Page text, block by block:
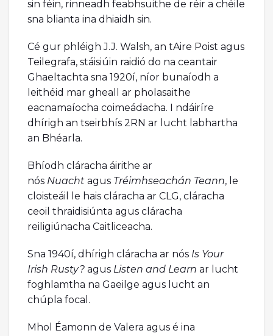
sin féin, rinneadh feabhsuithe de réir a chéile
sna blianta ina dhiaidh sin.
Cé gur phléigh J.J. Walsh, an tAire Poist agus
Teilegrafa, stáisiúin raidió do na ceantair
Ghaeltachta sna 1920í, níor bunaíodh a
leithéid mar gheall ar pholasaithe
eacnamaíocha coimeádacha. I ndáiríre
dhírigh an tseirbhís 2RN ar lucht labhartha
an Bhéarla.
Bhíodh cláracha áirithe ar
nós Nuacht agus Tréimhseachán Teann, le
cloisteáil le hais cláracha ar CLG, cláracha
ceoil thraidisiúnta agus cláracha
reiligiúnacha Caitliceacha.
Sna 1940í, dhírigh cláracha ar nós Is Your
Irish Rusty? agus Listen and Learn ar lucht
foghlamtha na Gaeilge agus lucht an
chúpla focal.
Mhol Éamonn de Valera agus é ina